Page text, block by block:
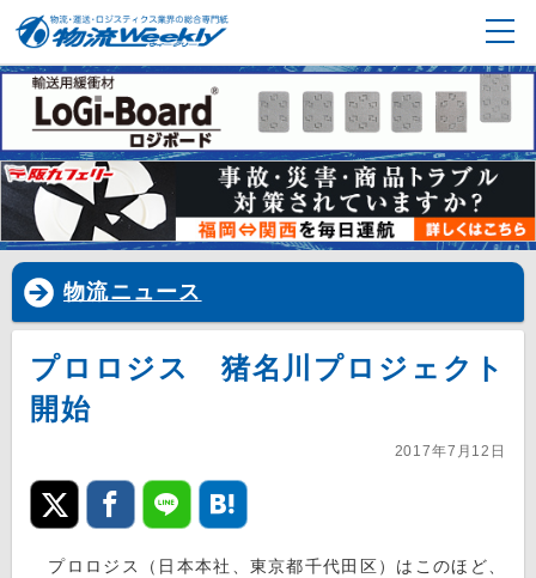
物流ニュース
プロロジス 猪名川プロジェクト
開始
2017年7月12日
プロロジス（日本本社、東京都千代田区）はこのほど、